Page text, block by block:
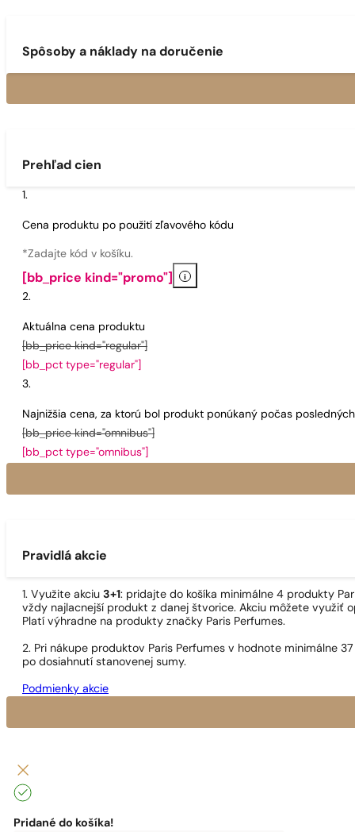
Spôsoby a náklady na doručenie
Prehľad cien
Cena produktu po použití zľavového kódu
*Zadajte kód v košíku.
[bb_price kind="promo"] i
Aktuálna cena produktu
[bb_price kind="regular"]
[bb_pct type="regular"]
Najnižšia cena, za ktorú bol produkt ponúkaný počas
[bb_price kind="omnibus"]
[bb_pct type="omnibus"]
Pravidlá akcie
1. Využite akciu 3+1: pridajte do košíka minimálne 4 produkty
vždy najlacnejší produkt z danej štvorice. Akciu môžete využiť
Platí výhradne na produkty značky Paris Perfumes.
2. Pri nákupe produktov Paris Perfumes v hodnote minimálne
po dosiahnutí stanovenej sumy.
Podmienky akcie
Pridané do košíka!